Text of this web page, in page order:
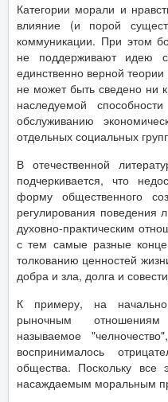
Категории морали и
влияние (и порой
коммуникации. При этом
не поддерживают идею
единственно верной
не может быть сведено ни
наследуемой
обслуживанию
отдельных социальных
В отечественной
подчеркивается, что
форму общественного
регулирования поведения
духовно-практическим
с тем самые разные
толкованию ценностей
добра и зла, долга и
К примеру, на
рыночным отношениям
называемое
воспринималось
общества. Поскольку все
насаждаемым моральным